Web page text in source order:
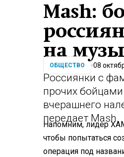
Mash:
на
ОБЩЕСТВО 08
Россиянки с
прочих
вчерашнего
передает Mash.
Напомним, лидер
чтобы попытаться
операция под